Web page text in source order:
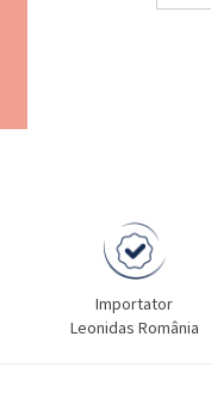
Importator
Leonidas România